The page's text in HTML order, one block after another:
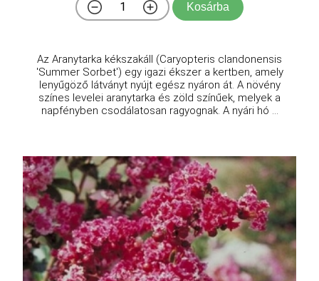
Kosárba
Az Aranytarka kékszakáll (Caryopteris clandonensis
'Summer Sorbet') egy igazi ékszer a kertben, amely
lenyűgöző látványt nyújt egész nyáron át. A növény
színes levelei aranytarka és zöld színűek, melyek a
napfényben csodálatosan ragyognak. A nyári hó ...